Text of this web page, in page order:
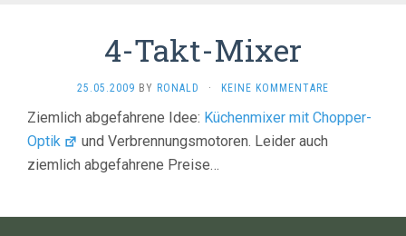
4-Takt-Mixer
25.05.2009 BY RONALD · KEINE KOMMENTARE
Ziemlich abgefahrene Idee: Küchenmixer mit Chopper-
Optik
und Verbrennungsmotoren. Leider auch
ziemlich abgefahrene Preise…